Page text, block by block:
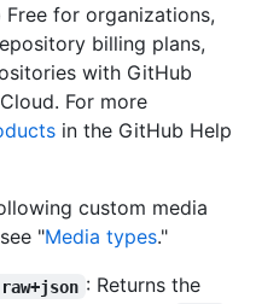
for organizations,
billing plans,
with GitHub
For more
in the GitHub Help
custom media
"Media types."
: Returns the